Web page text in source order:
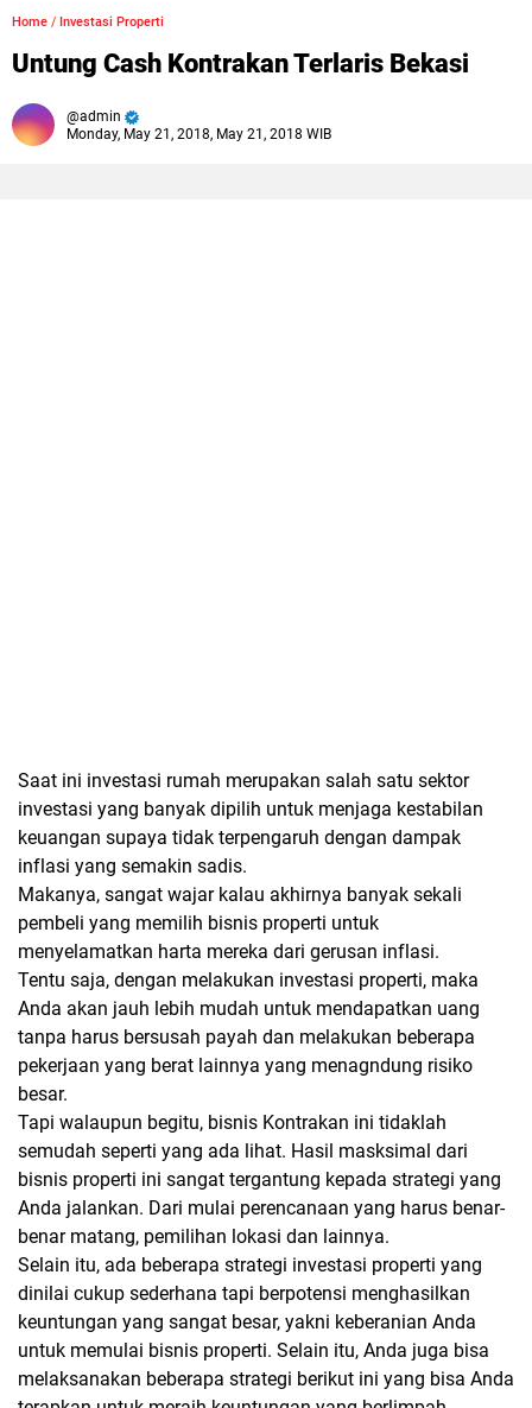
Home / Investasi Properti
Untung Cash Kontrakan Terlaris Bekasi
admin
Monday, May 21, 2018, May 21, 2018 WIB
Saat ini investasi rumah merupakan salah satu sektor
investasi yang banyak dipilih untuk menjaga kestabilan
keuangan supaya tidak terpengaruh dengan dampak
inflasi yang semakin sadis.
Makanya, sangat wajar kalau akhirnya banyak sekali
pembeli yang memilih bisnis properti untuk
menyelamatkan harta mereka dari gerusan inflasi.
Tentu saja, dengan melakukan investasi properti, maka
Anda akan jauh lebih mudah untuk mendapatkan uang
tanpa harus bersusah payah dan melakukan beberapa
pekerjaan yang berat lainnya yang menagndung risiko
besar.
Tapi walaupun begitu, bisnis Kontrakan ini tidaklah
semudah seperti yang ada lihat. Hasil masksimal dari
bisnis properti ini sangat tergantung kepada strategi yang
Anda jalankan. Dari mulai perencanaan yang harus benar-
benar matang, pemilihan lokasi dan lainnya.
Selain itu, ada beberapa strategi investasi properti yang
dinilai cukup sederhana tapi berpotensi menghasilkan
keuntungan yang sangat besar, yakni keberanian Anda
untuk memulai bisnis properti. Selain itu, Anda juga bisa
melaksanakan beberapa strategi berikut ini yang bisa Anda